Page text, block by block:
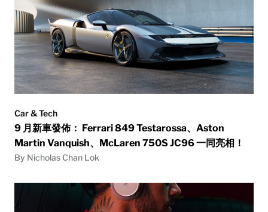
Car & Tech
9 月新車發佈： Ferrari 849 Testarossa、Aston
Martin Vanquish、McLaren 750S JC96 一同亮相！
By Nicholas Chan Lok